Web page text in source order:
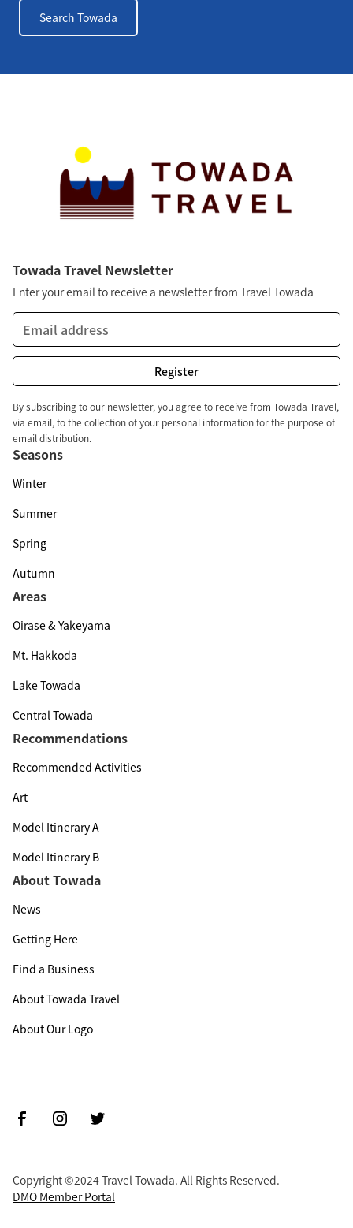
Search Towada
Towada Travel Newsletter
Enter your email to receive a newsletter from Travel Towada
By subscribing to our newsletter, you agree to receive from Towada Travel,
via email, to the collection of your personal information for the purpose of
email distribution.
Seasons
Winter
Summer
Spring
Autumn
Areas
Oirase & Yakeyama
Mt. Hakkoda
Lake Towada
Central Towada
Recommendations
Recommended Activities
Art
Model Itinerary A
Model Itinerary B
About Towada
News
Getting Here
Find a Business
About Towada Travel
About Our Logo
Copyright ©2024 Travel Towada. All Rights Reserved.
DMO Member Portal